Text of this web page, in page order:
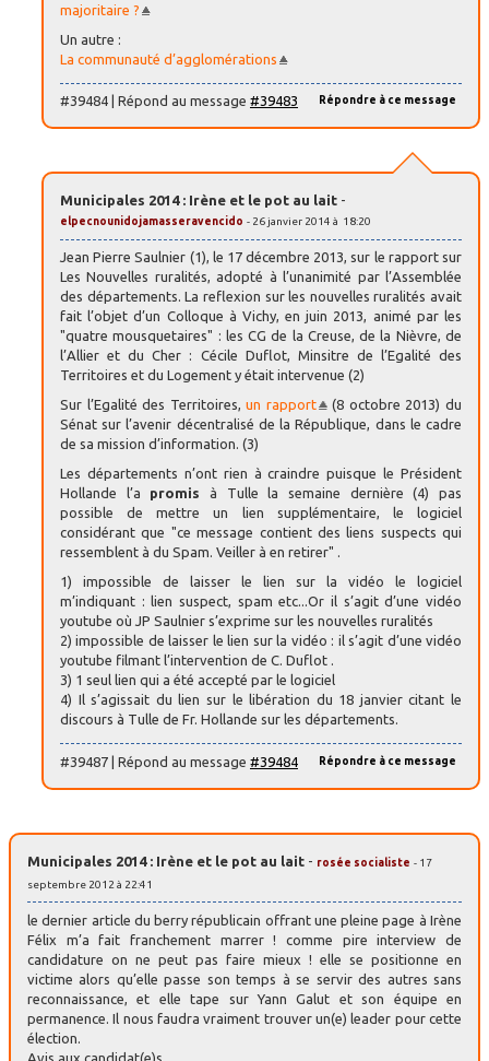
majoritaire ?
Un autre :
La communauté d’agglomérations
Répondre à ce message
#39484 | Répond au message #39483
Municipales 2014 : Irène et le pot au lait -
elpecnounidojamasseravencido - 26 janvier 2014 à 18:20
Jean Pierre Saulnier (1), le 17 décembre 2013, sur le rapport sur
Les Nouvelles ruralités, adopté à l’unanimité par l’Assemblée
des départements. La reflexion sur les nouvelles ruralités avait
fait l’objet d’un Colloque à Vichy, en juin 2013, animé par les
"quatre mousquetaires" : les CG de la Creuse, de la Nièvre, de
l’Allier et du Cher : Cécile Duflot, Minsitre de l’Egalité des
Territoires et du Logement y était intervenue (2)
Sur l’Egalité des Territoires,un rapport
(8 octobre 2013) du
Sénat sur l’avenir décentralisé de la République, dans le cadre
de sa mission d’information. (3)
Les départements n’ont rien à craindre puisque le Président
Hollande l’a promis à Tulle la semaine dernière (4) pas
possible de mettre un lien supplémentaire, le logiciel
considérant que "ce message contient des liens suspects qui
ressemblent à du Spam. Veiller à en retirer" .
1) impossible de laisser le lien sur la vidéo le logiciel
m’indiquant : lien suspect, spam etc...Or il s’agit d’une vidéo
youtube où JP Saulnier s’exprime sur les nouvelles ruralités
2) impossible de laisser le lien sur la vidéo : il s’agit d’une vidéo
youtube filmant l’intervention de C. Duflot .
3) 1 seul lien qui a été accepté par le logiciel
4) Il s’agissait du lien sur le libération du 18 janvier citant le
discours à Tulle de Fr. Hollande sur les départements.
Répondre à ce message
#39487 | Répond au message #39484
Municipales 2014 : Irène et le pot au lait - rosée socialiste - 17
septembre 2012 à 22:41
le dernier article du berry républicain offrant une pleine page à Irène
Félix m’a fait franchement marrer ! comme pire interview de
candidature on ne peut pas faire mieux ! elle se positionne en
victime alors qu’elle passe son temps à se servir des autres sans
reconnaissance, et elle tape sur Yann Galut et son équipe en
permanence. Il nous faudra vraiment trouver un(e) leader pour cette
élection.
Avis aux candidat(e)s